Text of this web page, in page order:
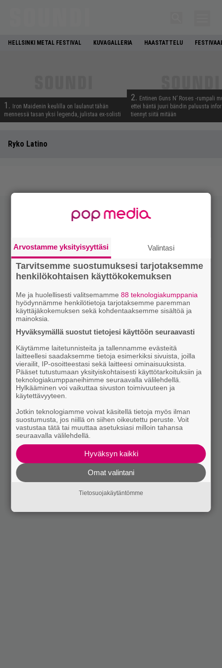
HELLSINKI METAL FESTIVAL KUVAGALLERIA HAASTATTELU
1.
Iron Maidenin keulilla on laulanut tähän
mennessä tasan yksi legenda, julistaa ex-solisti
2. Entinen Guns N’ Roses -rumpali
ettei häntä juuri bändin paluusta
tiennyt siitä mitään
Ryko Latino
Arvostamme yksityisyyttäsi Valintasi
Tarvitsemme suostumuksesi tarjotaksemme
henkilökohtaisen käyttökokemuksen
Me ja huolellisesti valitsemamme88 teknologiakumppania
hyödynnämme henkilötietoja tarjotaksemme paremman
käyttäjäkokemuksen sekä kohdentaaksemme sisältöä ja
mainoksia.
Hyväksymällä suostut tietojesi käyttöön seuraavasti
Käytämme laitetunnisteita ja tallennamme evästeitä
laitteellesi saadaksemme tietoja esimerkiksi sivuista, joilla
vierailit, IP-osoitteestasi sekä laitteesi ominaisuuksista.
Pääset tutustumaan yksityiskohtaisesti käyttötarkoituksiin ja
teknologiakumppaneihimme seuraavalla välilehdellä.
Hylkääminen voi vaikuttaa sivuston toimivuuteen ja
käytettävyyteen.
Jotkin teknologiamme voivat käsitellä tietoja myös ilman
suostumusta, jos niillä on siihen oikeutettu peruste. Voit
vastustaa tätä tai muuttaa asetuksiasi milloin tahansa
seuraavalla välilehdellä.
Hyväksyn kaikki
Omat valintani
Tietosuojakäytäntömme